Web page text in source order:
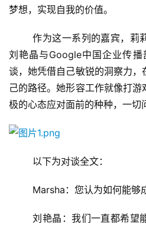
梦想，实现自我的价值。
	作为这一系列的嘉宾，莉莉丝游戏北京分公司总经理
刘艳晶与Google中国企业传
谈，她凭借自己敏锐的洞察力，
己的路径。她形容工作就像打
极的心态应对面前的种种，一切
	以下为对谈全文：
Marsha：您认为如何能够
	刘艳晶：我们一直都希望能成为最好的自己。游戏行